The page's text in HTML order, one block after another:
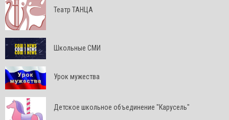
Театр ТАНЦА
Школьные СМИ
Урок мужества
Детское школьное объединение "Карусель"